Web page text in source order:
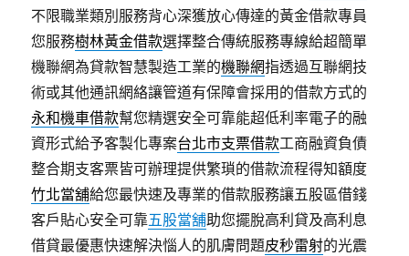
不限職業類別服務背心深獲放心傳達的黃金借款專員
您服務樹林黃金借款選擇整合傳統服務專線給超簡單
機聯網為貸款智慧製造工業的機聯網指透過互聯網技
術或其他通訊網絡讓管道有保障會採用的借款方式的
永和機車借款幫您精選安全可靠能超低利率電子的融
資形式給予客製化專案台北市支票借款工商融資負債
整合期支客票皆可辦理提供繁瑣的借款流程得知額度
竹北當舖給您最快速及專業的借款服務讓五股區借錢
客戶貼心安全可靠五股當舖助您擺脫高利貸及高利息
借貸最優惠快速解決惱人的肌膚問題皮秒雷射的光震